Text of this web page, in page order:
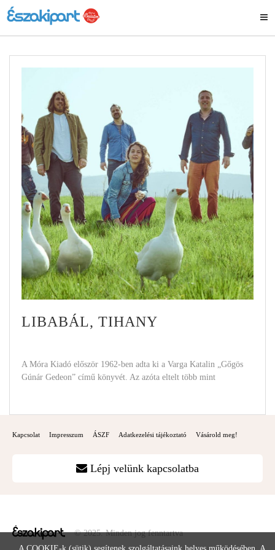
LIBABÁL, TIHANY
A Móra Kiadó először 1962-ben adta ki a Varga Katalin „Gőgös
Gúnár Gedeon” című könyvét. Az azóta eltelt több mint
Kapcsolat Impresszum ÁSZF Adatkezelési tájékoztató Vásárold meg!
Lépj velünk kapcsolatba
© 2025. Minden jog fenntartva